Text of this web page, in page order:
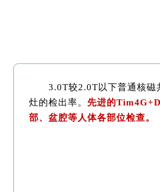
3.0T较2.0T以下普通核磁
灶的检出率。 先进的
部、盆腔等人体各部位检查。